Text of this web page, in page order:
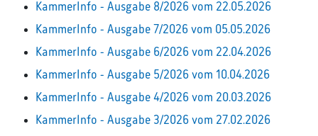
KammerInfo - Ausgabe 8/2026 vom 22.05.2026
KammerInfo - Ausgabe 7/2026 vom 05.05.2026
KammerInfo - Ausgabe 6/2026 vom 22.04.2026
KammerInfo - Ausgabe 5/2026 vom 10.04.2026
KammerInfo - Ausgabe 4/2026 vom 20.03.2026
KammerInfo - Ausgabe 3/2026 vom 27.02.2026